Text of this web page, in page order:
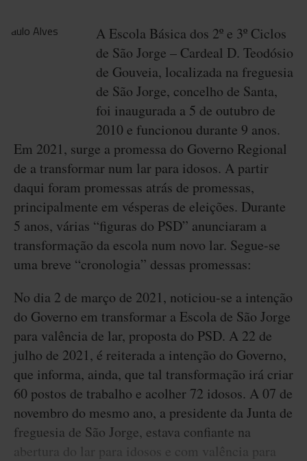
A Escola Básica dos 2º e 3º Ciclos
de São Jorge – Cardeal D. Teodósio
de Gouveia, localizada na freguesia
de São Jorge, concelho de Santa,
foi inaugurada a 5 de outubro de
2010 e funcionou durante 9 anos.
Em 2021, surge a promessa do Governo Regional
de a transformar num lar para idosos. A partir
daqui foram promessas atrás de promessas,
principalmente em vésperas de eleições. Durante
5 anos, várias “figuras do PSD” anunciaram a
transformação da escola num novo lar. Segue-se
uma breve “cronologia” dessas promessas:
No dia 2 de março de 2021, noticiou-se a intenção
do Governo em transformar a Escola de São Jorge
para valência de lar, proposta do PSD. A 22 de
julho de 2021, é reiterada a intenção do Governo,
que informa, ainda, que tal transformação irá criar
60 postos de trabalho e acolher 72 idosos. A 07 de
novembro do mesmo ano, a presidente da Junta de
freguesia de São Jorge, estava confiante na
abertura do lar para idosos e com valência para